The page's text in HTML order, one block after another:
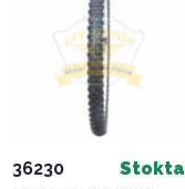
36230
Stokta